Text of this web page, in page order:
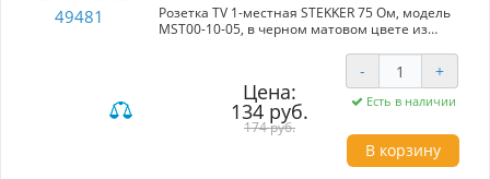
Розетка TV 1-местная STEKKER 75 Ом, модель
MST00-10-05, в черном матовом цвете из
качественного подключения телевизионного
оборудования. С частотным диапазоном от 5
до 862 МГц, она обеспечивает стабильный
сигнал и минимальные потери, что особенно
важно для просмотра цифрового телевидения
и использования интернет-сервисов.
Цена:
134 руб.
174 руб.
- +
Есть в наличии
В корзину